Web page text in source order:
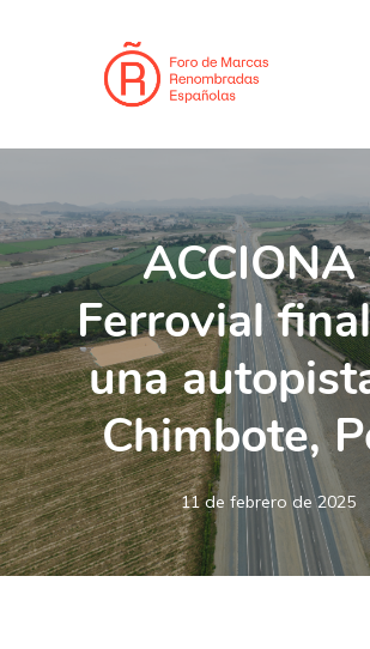
ACCIONA
Ferrovial
una
Chimbote,
11 de febrero de 2025